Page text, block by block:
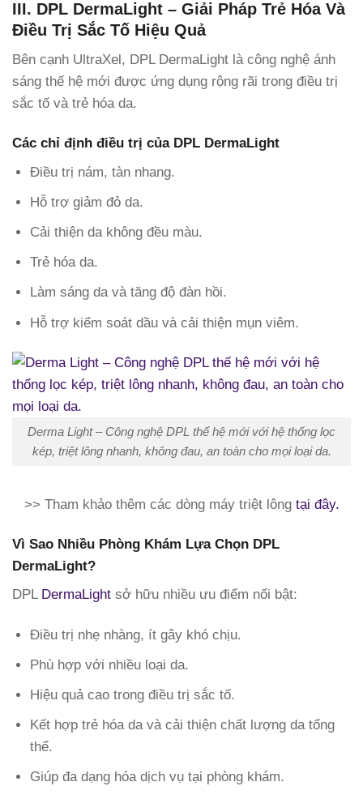
III. DPL DermaLight – Giải Pháp Trẻ Hóa Và
Điều Trị Sắc Tố Hiệu Quả
Bên cạnh UltraXel, DPL DermaLight là công nghệ ánh
sáng thế hệ mới được ứng dụng rộng rãi trong điều trị
sắc tố và trẻ hóa da.
Các chỉ định điều trị của DPL DermaLight
Điều trị nám, tàn nhang.
Hỗ trợ giảm đỏ da.
Cải thiện da không đều màu.
Trẻ hóa da.
Làm sáng da và tăng độ đàn hồi.
Hỗ trợ kiểm soát dầu và cải thiện mụn viêm.
Derma Light – Công nghệ DPL thế hệ mới với hệ thống lọc
kép, triệt lông nhanh, không đau, an toàn cho mọi loại da.
>> Tham khảo thêm các dòng máy triệt lông tại đây.
Vì Sao Nhiều Phòng Khám Lựa Chọn DPL
DermaLight?
DPL DermaLight sở hữu nhiều ưu điểm nổi bật:
Điều trị nhẹ nhàng, ít gây khó chịu.
Phù hợp với nhiều loại da.
Hiệu quả cao trong điều trị sắc tố.
Kết hợp trẻ hóa da và cải thiện chất lượng da tổng
thể.
Giúp đa dạng hóa dịch vụ tại phòng khám.